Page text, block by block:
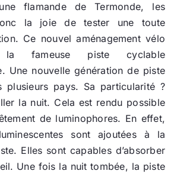
flamande de Termonde, les
la joie de tester une toute
Ce nouvel aménagement vélo
la fameuse piste cyclable
Une nouvelle génération de piste
plusieurs pays. Sa particularité ?
la nuit. Cela est rendu possible
de luminophores. En effet,
sont ajoutées à la
Elles sont capables d’absorber
Une fois la nuit tombée, la piste